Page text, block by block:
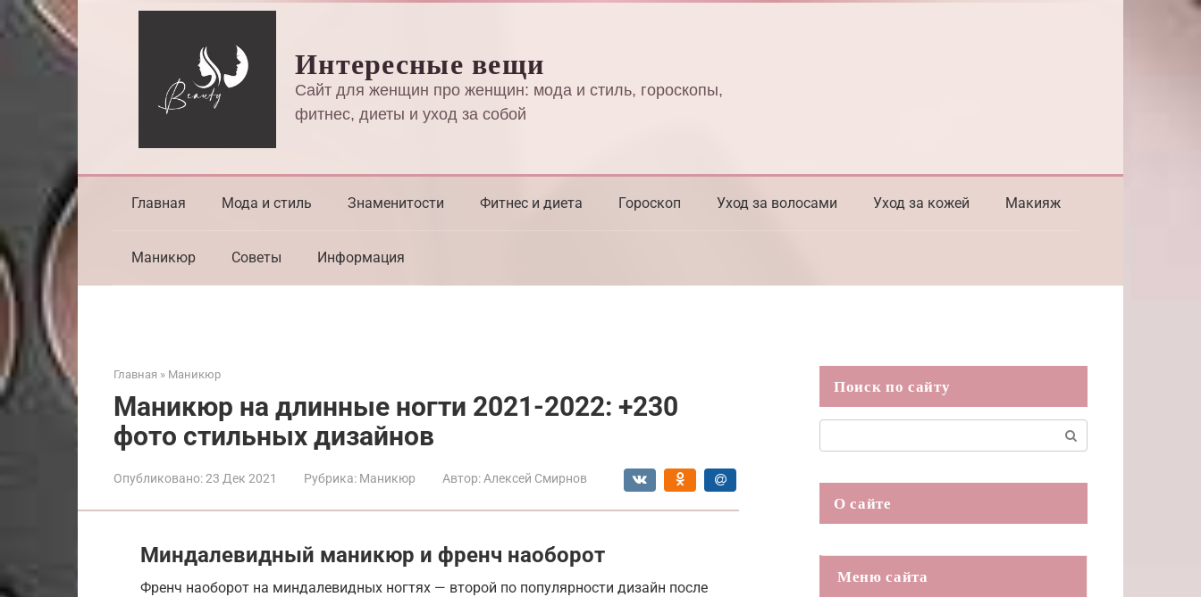
Перейти
к
контенту
Интересные вещи
Сайт для женщин про женщин: мода и стиль, гороскопы,
фитнес, диеты и уход за собой
Главная Мода и стиль Знаменитости Фитнес и диета Гороскоп Уход за волосами Уход за кожей Макияж
Маникюр Советы Информация
Главная » Маникюр
Маникюр на длинные ногти 2021-2022: +230
фото стильных дизайнов
Опубликовано:23 Дек 2021 Рубрика: Маникюр Автор: Алексей Смирнов
Миндалевидный маникюр и френч наоборот
Френч наоборот на миндалевидных ногтях — второй по популярности дизайн после
Поиск по сайту
О сайте
Меню сайта